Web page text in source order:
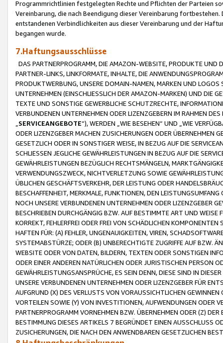
Programmrichtlinien festgelegten Rechte und Pflichten der Parteien
Vereinbarung, die nach Beendigung dieser Vereinbarung
entstandenen Verbindlichkeiten aus dieser Vereinbarung und der
begangen wurde.
7.Haftungsausschlüsse
DAS PARTNERPROGRAMM, DIE AMAZON-WEBSITE, PRODUKTE UND
PARTNER-LINKS, LINKFORMATE, INHALTE, DIE
PRODUKTWERBUNG, UNSERE DOMAIN-NAMEN, MARKEN UND
UNTERNEHMEN (EINSCHLIESSLICH DER AMAZON-MARKEN) UND DIE
TEXTE UND SONSTIGE GEWERBLICHE SCHUTZRECHTE,
VERBUNDENEN UNTERNEHMEN ODER LIZENZGEBERN IM RAHMEN
SERVICEANGEBOTE“), WERDEN „WIE BESEHEN“ UND „WIE
ODER LIZENZGEBER MACHEN ZUSICHERUNGEN ODER ÜBERNEHMEN
GESETZLICH ODER IN SONSTIGER WEISE, IN BEZUG AUF DIE
SCHLIESSEN JEGLICHE GEWÄHRLEISTUNGEN IN BEZUG AUF DIE
GEWÄHRLEISTUNGEN BEZÜGLICH RECHTSMÄNGELN,
VERWENDUNGSZWECK, NICHTVERLETZUNG SOWIE
ÜBLICHEN GESCHÄFTSVERKEHR, DER LEISTUNG ODER
BESCHAFFENHEIT, MERKMALE, FUNKTIONEN, DEN
NOCH UNSERE VERBUNDENEN UNTERNEHMEN ODER LIZENZGEBER
BESCHRIEBEN DURCHGÄNGIG BZW. AUF BESTIMMTE ART UND
KORREKT, FEHLERFREI ODER FREI VON SCHÄDLICHEN
HAFTEN FÜR: (A) FEHLER, UNGENAUIGKEITEN, VIREN,
SYSTEMABSTÜRZE; ODER (B) UNBERECHTIGTE ZUGRIFFE AUF BZW.
WEBSITE ODER VON DATEN, BILDERN, TEXTEN ODER SONSTIGEN
ODER EINER ANDEREN NATÜRLICHEN ODER JURISTISCHEN PERSON
GEWÄHRLEISTUNGSANSPRÜCHE, ES SEIN DENN, DIESE SIND IN
UNSERE VERBUNDENEN UNTERNEHMEN ODER LIZENZGEBER FÜR
AUFGRUND (X) DES VERLUSTS VON VORAUSSICHTLICHEN
VORTEILEN SOWIE (Y) VON INVESTITIONEN, AUFWENDUNGEN ODER
PARTNERPROGRAMM VORNEHMEN BZW. ÜBERNEHMEN ODER (Z)
BESTIMMUNG DIESES ARTIKELS 7 BEGRÜNDET EINEN AUSSCHLUSS
ZUSICHERUNGEN, DIE NACH DEN ANWENDBAREN GESETZLICHEN